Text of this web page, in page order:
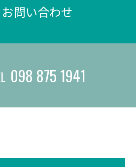
お問い合わせ
098 875 1941